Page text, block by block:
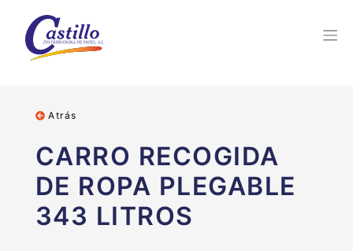
Atrás
CARRO RECOGIDA
DE ROPA PLEGABLE
343 LITROS